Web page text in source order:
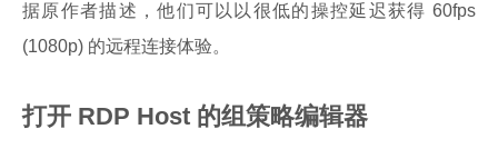
据原作者描述，他们可以以很低的操控延迟获得 60fps
(1080p) 的远程连接体验。
打开 RDP Host 的组策略编辑器